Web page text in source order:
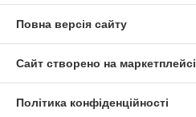
Повна версія сайту
Сайт створено на маркетплейсі
Політика конфіденційності